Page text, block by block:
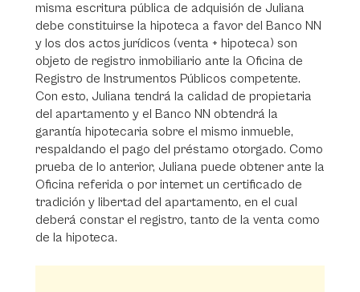
misma escritura pública de adquisión de Juliana
debe constituirse la hipoteca a favor del Banco NN
y los dos actos jurídicos (venta + hipoteca) son
objeto de registro inmobiliario ante la Oficina de
Registro de Instrumentos Públicos competente.
Con esto, Juliana tendrá la calidad de propietaria
del apartamento y el Banco NN obtendrá la
garantía hipotecaria sobre el mismo inmueble,
respaldando el pago del préstamo otorgado. Como
prueba de lo anterior, Juliana puede obtener ante la
Oficina referida o por internet un certificado de
tradición y libertad del apartamento, en el cual
deberá constar el registro, tanto de la venta como
de la hipoteca.